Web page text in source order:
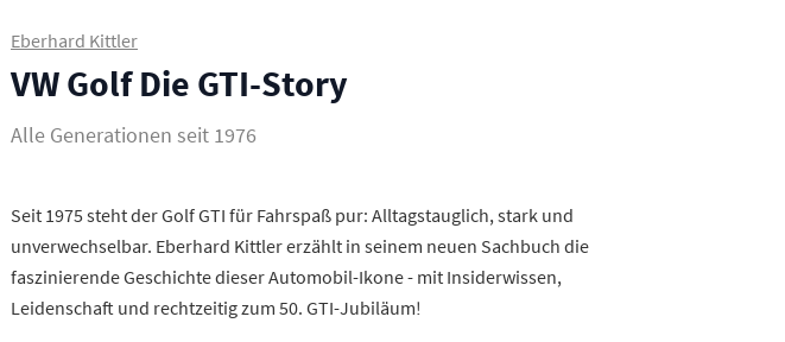
Eberhard Kittler
VW Golf Die GTI-Story
Alle Generationen seit 1976
Seit 1975 steht der Golf GTI für Fahrspaß pur: Alltagstauglich, stark und
unverwechselbar. Eberhard Kittler erzählt in seinem neuen Sachbuch die
faszinierende Geschichte dieser Automobil-Ikone - mit Insiderwissen,
Leidenschaft und rechtzeitig zum 50. GTI-Jubiläum!